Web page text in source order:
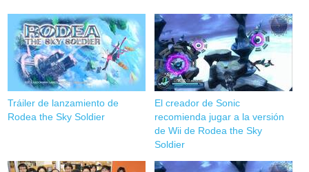
Tráiler de lanzamiento de
Rodea the Sky Soldier
El creador de Sonic
recomienda jugar a la versión
de Wii de Rodea the Sky
Soldier